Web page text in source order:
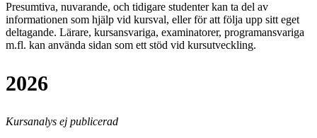
Presumtiva, nuvarande, och tidigare studenter kan ta del av
informationen som hjälp vid kursval, eller för att följa upp sitt eget
deltagande. Lärare, kursansvariga, examinatorer, programansvariga
m.fl. kan använda sidan som ett stöd vid kursutveckling.
2026
Kursanalys ej publicerad